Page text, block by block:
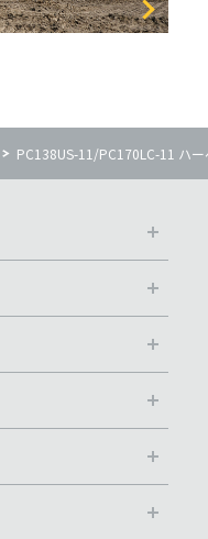
PC138US-11/PC170LC-11 ハ